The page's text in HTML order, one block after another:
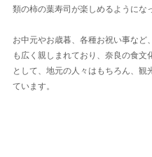
類の柿の葉寿司が楽しめるようにな
お中元やお歳暮、各種お祝い事など
も広く親しまれており、奈良の食文
として、地元の人々はもちろん、観
ています。